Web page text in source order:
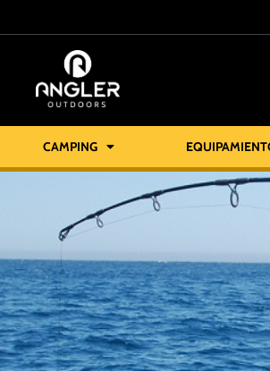
CAMPING